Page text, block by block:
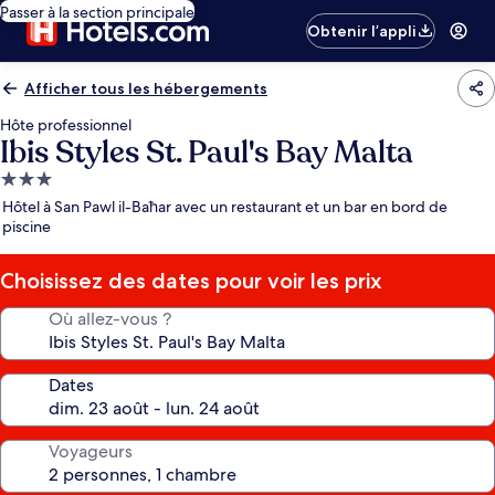
Passer à la section principale
Obtenir l’appli
Afficher tous les hébergements
Hôte professionnel
Ibis Styles St. Paul's Bay Malta
Hébergement
3.0 étoiles
Hôtel à San Pawl il-Baħar avec un restaurant et un bar en bord de
piscine
Choisissez des dates pour voir les prix
Où allez-vous ?
Dates
Voyageurs